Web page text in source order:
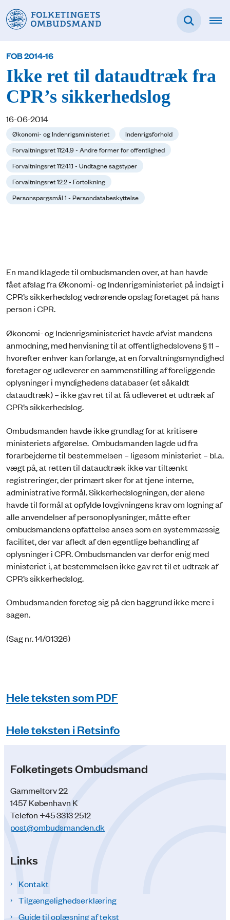
FOB 2014-16
Ikke ret til dataudtræk fra
CPR’s sikkerhedslog
16-06-2014
Økonomi- og Indenrigsministeriet
Indenrigsforhold
Forvaltningsret 1124.9 - Andre former for offentlighed
Forvaltningsret 11241.1 - Undtagne sagstyper
Forvaltningsret 12.2 - Fortolkning
Personspørgsmål 1 - Persondatabeskyttelse
En mand klagede til ombudsmanden over, at han havde
fået afslag fra Økonomi- og Indenrigsministeriet på indsigt i
CPR’s sikkerhedslog vedrørende opslag foretaget på hans
person i CPR.
Økonomi- og Indenrigsministeriet havde afvist mandens
anmodning, med henvisning til at offentlighedslovens § 11 –
hvorefter enhver kan forlange, at en forvaltningsmyndighed
foretager og udleverer en sammenstilling af foreliggende
oplysninger i myndighedens databaser (et såkaldt
dataudtræk) – ikke gav ret til at få udleveret et udtræk af
CPR’s sikkerhedslog.
Ombudsmanden havde ikke grundlag for at kritisere
ministeriets afgørelse. Ombudsmanden lagde ud fra
forarbejderne til bestemmelsen – ligesom ministeriet – bl.a.
vægt på, at retten til dataudtræk ikke var tiltænkt
registreringer, der primært sker for at tjene interne,
administrative formål. Sikkerhedslogningen, der alene
havde til formål at opfylde lovgivningens krav om logning af
alle anvendelser af personoplysninger, måtte efter
ombudsmandens opfattelse anses som en systemmæssig
facilitet, der var afledt af den egentlige behandling af
oplysninger i CPR. Ombudsmanden var derfor enig med
ministeriet i, at bestemmelsen ikke gav ret til et udtræk af
CPR’s sikkerhedslog.
Ombudsmanden foretog sig på den baggrund ikke mere i
sagen.
(Sag nr. 14/01326)
Hele teksten som PDF
Hele teksten i Retsinfo
Folketingets Ombudsmand
Gammeltorv 22
1457 København K
Telefon +45 3313 2512
post@ombudsmanden.dk
Links
Kontakt
Tilgængelighedserklæring
Guide til oplæsning af tekst